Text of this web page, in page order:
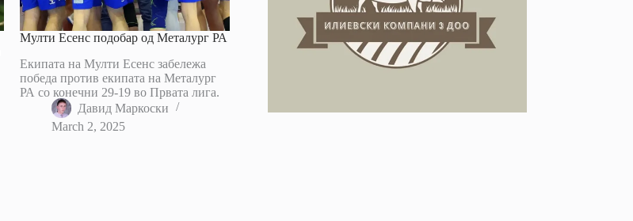
Мулти Есенс подобар од Металург РА
Екипата на Мулти Есенс забележа
победа против екипата на Металург
РА со конечни 29-19 во Првата лига.
Давид Маркоски
March 2, 2025